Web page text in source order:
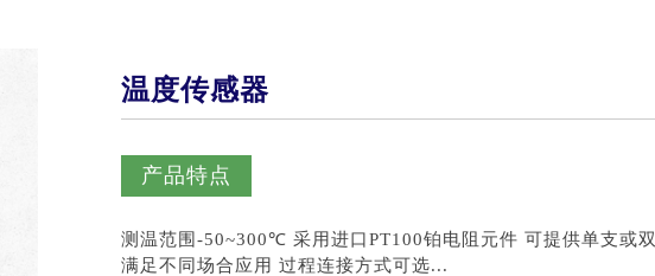
温度传感器
产品特点
测温范围-50~300℃ 采用进口PT100铂电阻元件 可提供单支或双支热电阻 多种电气连接插头，
满足不同场合应用 过程连接方式可选...